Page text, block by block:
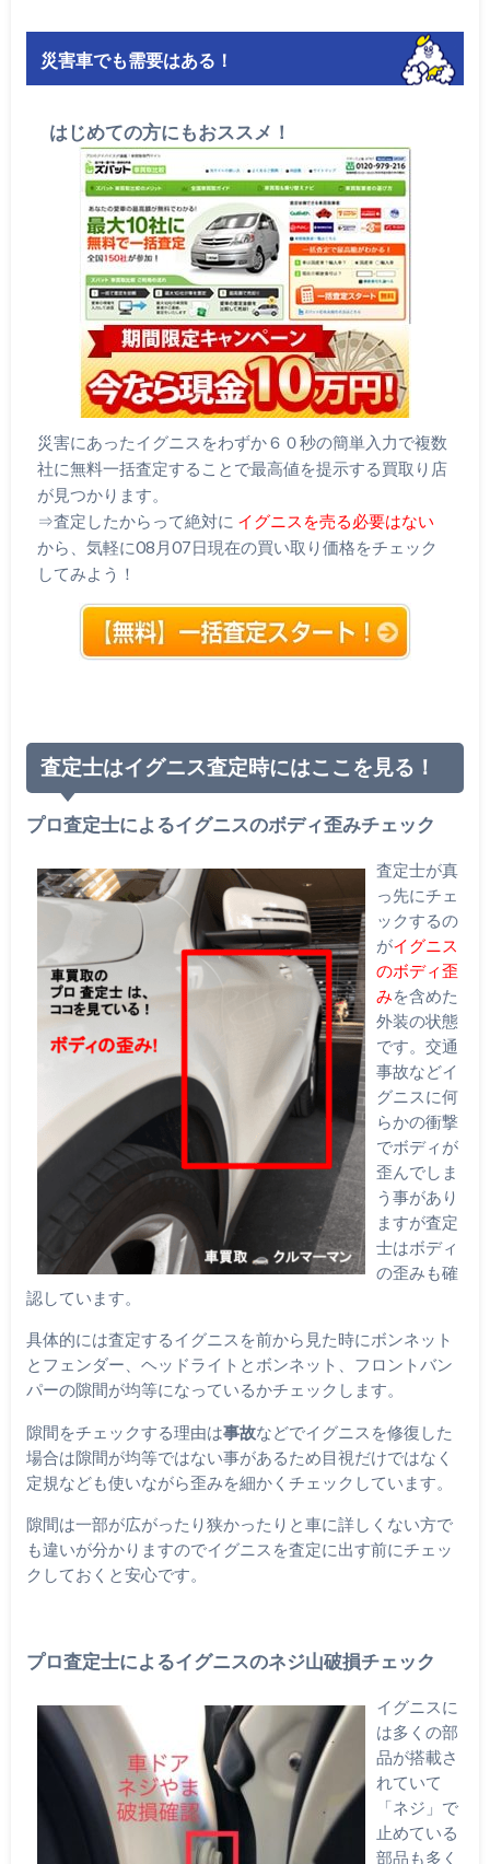
災害車でも需要はある！
はじめての方にもおススメ！
災害にあったイグニスをわずか６０秒の簡単入力で複数
社に無料一括査定することで最高値を提示する買取り店
が見つかります。
⇒査定したからって絶対に イグニスを売る必要はない
から、気軽に08月07日現在の買い取り価格をチェック
してみよう！
査定士はイグニス査定時にはここを見る！
プロ査定士によるイグニスのボディ歪みチェック
査定士が真
っ先にチェ
ックするの
がイグニス
のボディ歪
みを含めた
外装の状態
です。交通
事故などイ
グニスに何
らかの衝撃
でボディが
歪んでしま
う事があり
ますが査定
士はボディ
の歪みも確
認しています。
具体的には査定するイグニスを前から見た時にボンネット
とフェンダー、ヘッドライトとボンネット、フロントバン
パーの隙間が均等になっているかチェックします。
隙間をチェックする理由は事故などでイグニスを修復した
場合は隙間が均等ではない事があるため目視だけではなく
定規なども使いながら歪みを細かくチェックしています。
隙間は一部が広がったり狭かったりと車に詳しくない方で
も違いが分かりますのでイグニスを査定に出す前にチェッ
クしておくと安心です。
プロ査定士によるイグニスのネジ山破損チェック
イグニスに
は多くの部
品が搭載さ
れていて
「ネジ」で
止めている
部品も多く